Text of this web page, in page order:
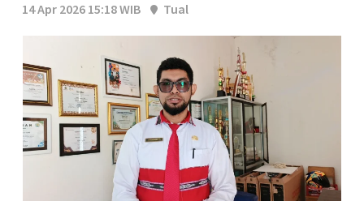
14 Apr 2026 15:18 WIB
Tual